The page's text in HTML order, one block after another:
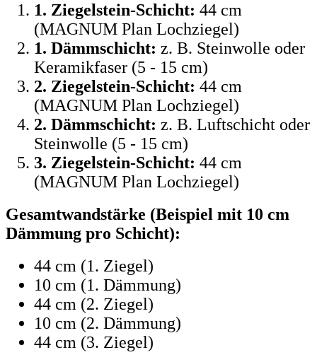
1. Ziegelstein-Schicht: 44 cm
(MAGNUM Plan Lochziegel)
1. Dämmschicht: z. B. Steinwolle oder
Keramikfaser (5 - 15 cm)
2. Ziegelstein-Schicht: 44 cm
(MAGNUM Plan Lochziegel)
2. Dämmschicht: z. B. Luftschicht oder
Steinwolle (5 - 15 cm)
3. Ziegelstein-Schicht: 44 cm
(MAGNUM Plan Lochziegel)
Gesamtwandstärke (Beispiel mit 10 cm
Dämmung pro Schicht):
44 cm (1. Ziegel)
10 cm (1. Dämmung)
44 cm (2. Ziegel)
10 cm (2. Dämmung)
44 cm (3. Ziegel)